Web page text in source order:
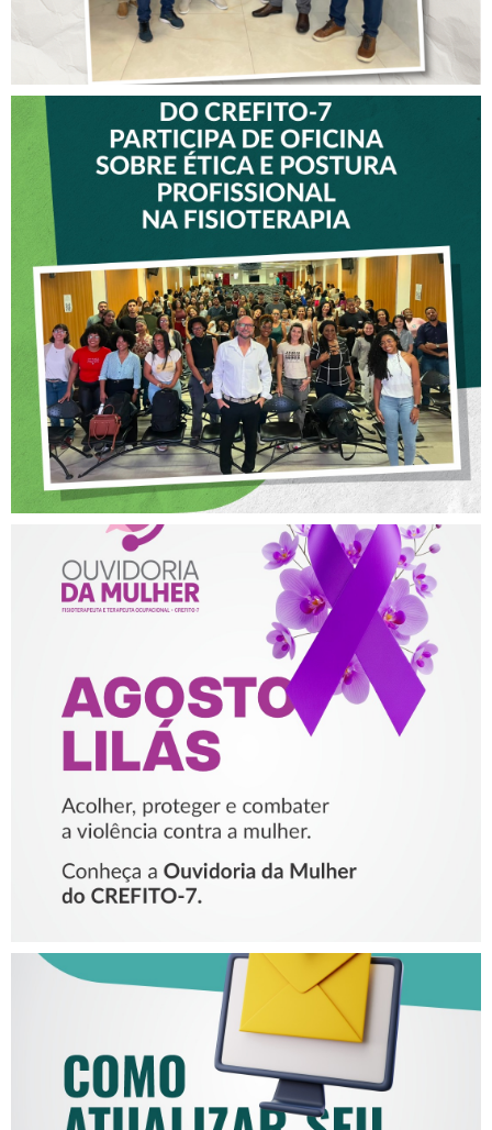
VICE-PRESIDENTE DO
CREFITO-7 PARTICIPA DE
OFICINA SOBRE ÉTICA E
POSTURA PROFISSIONAL
NA FISIOTERAPIA
AGOSTO LILÁS – ACOLHER,
PROTEGER E COMBATER A
VIOLÊNCIA CONTRA A
MULHER
COMO ATUALIZAR SEU E-